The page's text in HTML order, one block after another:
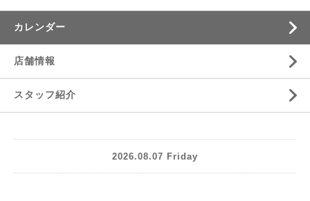
カレンダー
店舗情報
スタッフ紹介
2026.08.07 Friday